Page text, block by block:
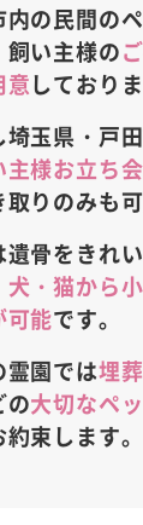
の民間の
飼い主様の
意しておりま
玉県・戸
主様お立ち
りのみも可
骨をきれ
犬・猫から
可能です。
園では埋
の大切なペ
束します。